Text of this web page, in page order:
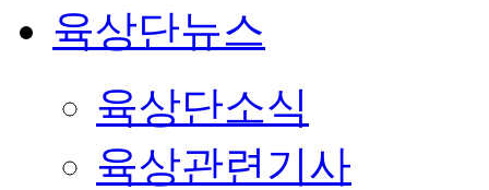
육상단뉴스
육상단소식
육상관련기사